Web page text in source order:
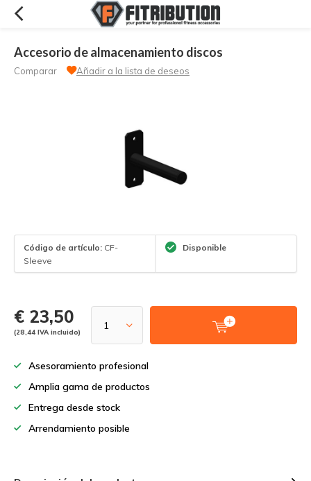
Accesorio de almacenamiento discos
Comparar Añadir a la lista de deseos
Código de artículo: CF-
Sleeve
Disponible
€ 23,50
(28,44 IVA incluido)
Asesoramiento profesional
Amplia gama de productos
Entrega desde stock
Arrendamiento posible